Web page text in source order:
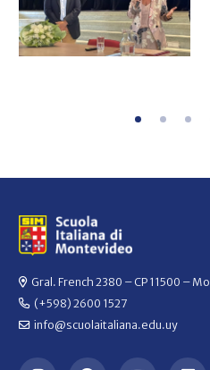
Gral. French 2380 – CP 11500 –
(+598) 2600 1527
info@scuolaitaliana.edu.uy